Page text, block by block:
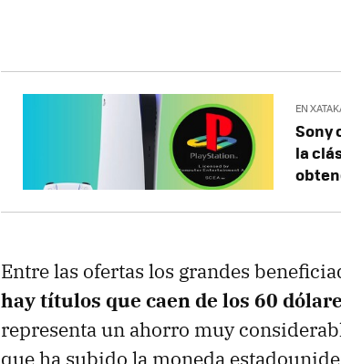
EN
Sony
la
Entre las ofertas los grandes
hay títulos que caen de los 60
representa un ahorro muy
que ha subido la moneda